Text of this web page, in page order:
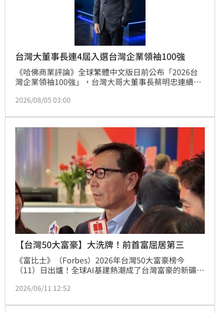
台灣大董事長連4屆入選台灣企業領袖100強
《哈佛商業評論》全球繁體中文版日前公布「2026台
灣企業領袖100強」，台灣大哥大董事長蔡明忠連續4
技業領袖占比達68%、較上屆增加5個百分點，百強企
加速產業競爭規則與企業價值重新排序。
2026/08/05 03:00
【台灣50大富豪】大洗牌！前首富屈居第三
《富比士》（Forbes）2026年台灣50大富豪榜今
（11）日出爐！全球AI基建熱潮成了台灣富豪的新礦
二大富豪國巨董事長陳泰銘均是吃到這波AI紅利，財富
蔡明忠與蔡明興兄弟，資產成長追趕不及，排名滑落至
2026/06/11 12:52